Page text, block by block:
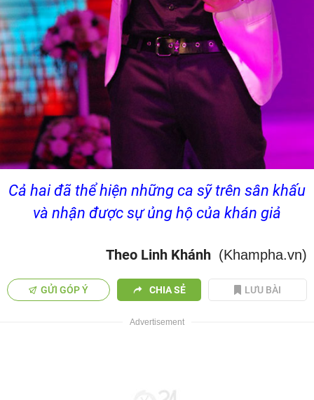
Cả hai đã thể hiện những ca sỹ trên sân khấu
và nhận được sự ủng hộ của khán giả
Theo Linh Khánh (Khampha.vn)
GỬI GÓP Ý CHIA SẺ LƯU BÀI